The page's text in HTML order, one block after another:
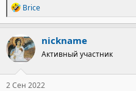
Р
е
а
к
ц
и
и
:
Brice
nickname
Активный участник
2 Сен 2022